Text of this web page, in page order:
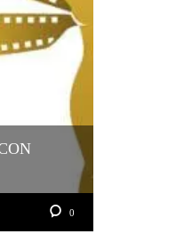
0